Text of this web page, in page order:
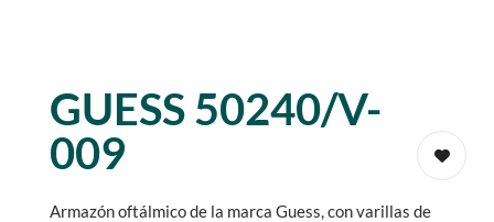
GUESS 50240/V-
009
Armazón oftálmico de la marca Guess, con varillas de